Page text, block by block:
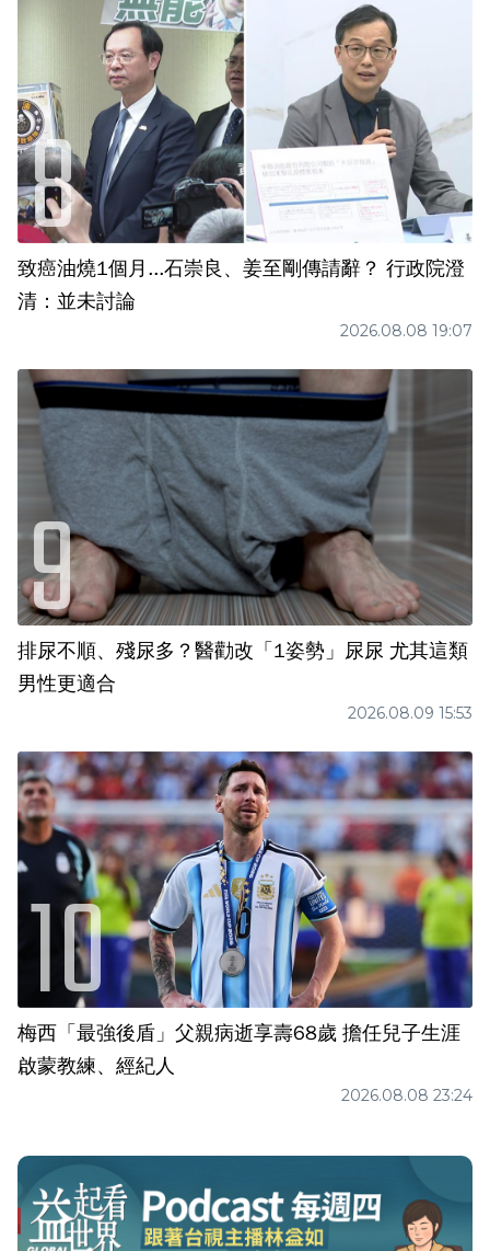
致癌油燒1個月...石崇良、姜至剛傳請辭？ 行政院澄
清：並未討論
2026.08.08 19:07
排尿不順、殘尿多？醫勸改「1姿勢」尿尿 尤其這類
男性更適合
2026.08.09 15:53
梅西「最強後盾」父親病逝享壽68歲 擔任兒子生涯
啟蒙教練、經紀人
2026.08.08 23:24